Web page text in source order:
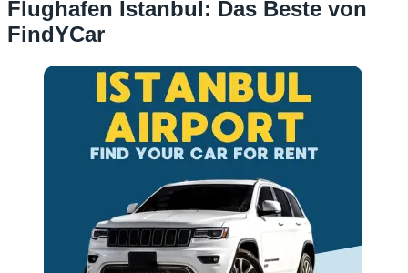
Flughafen Istanbul: Das Beste von
FindYCar